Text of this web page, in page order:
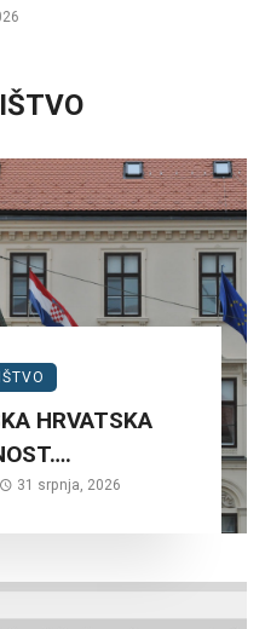
HRVATSKA
31 srpnja, 2026